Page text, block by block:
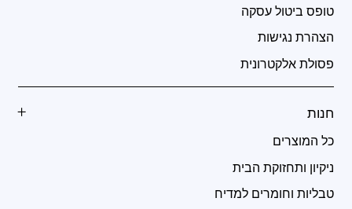
טופס ביטול עסקה
הצהרת נגישות
פסולת אלקטרונית
חנות
כל המוצרים
ניקיון ותחזוקת הבית
טבליות וחומרים למדיח